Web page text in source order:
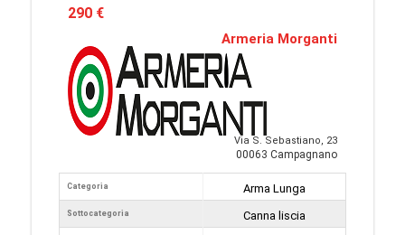
290 €
Armeria Morganti
Via S. Sebastiano, 23
00063 Campagnano
Categoria
Sottocategoria
Arma Lunga
Canna liscia